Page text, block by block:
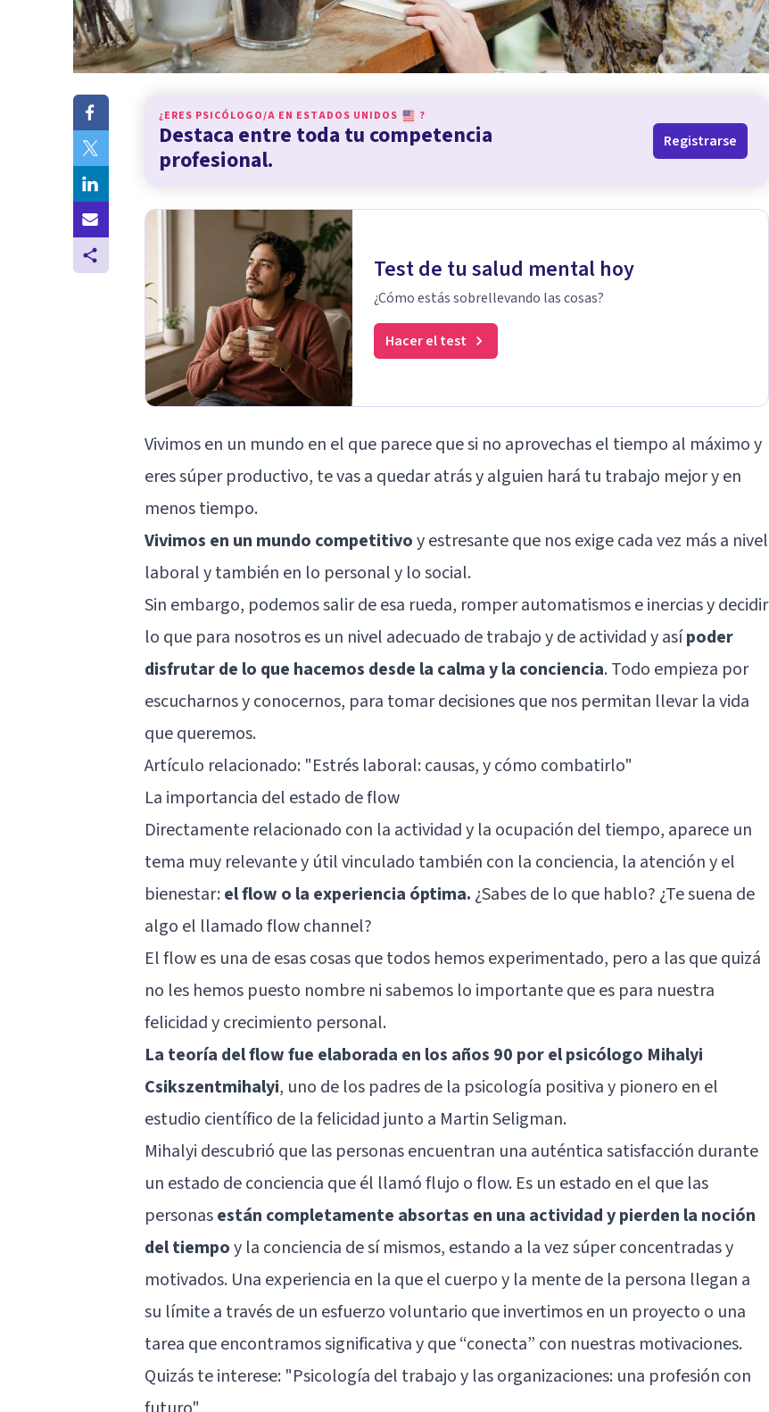
¿ERES PSICÓLOGO/A EN ESTADOS UNIDOS ?
Destaca entre toda tu competencia
profesional.
Registrarse
Test de tu salud mental hoy
¿Cómo estás sobrellevando las cosas?
Hacer el test
Vivimos en un mundo en el que parece que si no aprovechas el tiempo al máximo y
eres súper productivo, te vas a quedar atrás y alguien hará tu trabajo mejor y en
menos tiempo.
Vivimos en un mundo competitivoy estresante que nos exige cada vez más a nivel
laboral y también en lo personal y lo social.
Sin embargo, podemos salir de esa rueda, romper automatismos e inercias y decidir
lo que para nosotros es un nivel adecuado de trabajo y de actividad y asípoder
disfrutar de lo que hacemos desde la calma y la conciencia. Todo empieza por
escucharnos y conocernos, para tomar decisiones que nos permitan llevar la vida
que queremos.
Artículo relacionado: "Estrés laboral: causas, y cómo combatirlo"
La importancia del estado de flow
Directamente relacionado con la actividad y la ocupación del tiempo, aparece un
tema muy relevante y útil vinculado también con la conciencia, la atención y el
bienestar:el flow o la experiencia óptima. ¿Sabes de lo que hablo? ¿Te suena de
algo el llamado flow channel?
El flow es una de esas cosas que todos hemos experimentado, pero a las que quizá
no les hemos puesto nombre ni sabemos lo importante que es para nuestra
felicidad ycrecimiento personal.
La teoría del flow fue elaborada en los años 90 por el psicólogo Mihalyi
Csikszentmihalyi, uno de los padres de la psicología positiva y pionero en el
estudio científico de la felicidad junto a Martin Seligman.
Mihalyi descubrió que las personas encuentran una auténtica satisfacción durante
un estado de conciencia que él llamó flujo o flow. Es un estado en el que las
personasestán completamente absortas en una actividad y pierden la noción
del tiempoy la conciencia de sí mismos, estando a la vez súper concentradas y
motivados. Una experiencia en la que el cuerpo y la mente de la persona llegan a
su límite a través de un esfuerzo voluntario que invertimos en un proyecto o una
tarea que encontramos significativa y que “conecta” con nuestras motivaciones.
Quizás te interese: "Psicología del trabajo y las organizaciones: una profesión con